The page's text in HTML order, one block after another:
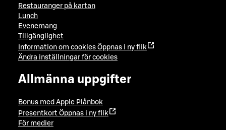
Restauranger på kartan
Lunch
Evenemang
Tillgänglighet
Information om cookies Öppnas i ny flik
Ändra inställningar för cookies
Allmänna uppgifter
Bonus med Apple Plånbok
Presentkort Öppnas i ny flik
För medier